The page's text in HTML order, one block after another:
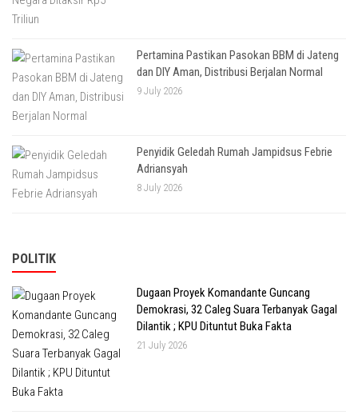
Pertamina Pastikan Pasokan BBM di Jateng
dan DIY Aman, Distribusi Berjalan Normal
9 July 2026
Penyidik Geledah Rumah Jampidsus Febrie
Adriansyah
8 July 2026
POLITIK
Dugaan Proyek Komandante Guncang
Demokrasi, 32 Caleg Suara Terbanyak Gagal
Dilantik ; KPU Dituntut Buka Fakta
21 July 2026